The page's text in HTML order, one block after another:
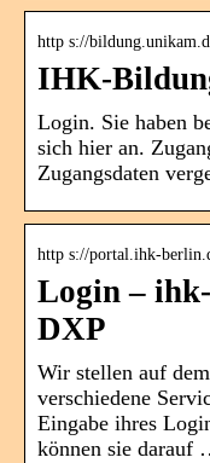
http s://
IHK-
Login. Sie haben
sich hier an.
Zugangsdaten
http s://portal.ihk-
Login –
DXP
Wir stellen auf
verschiedene
Eingabe ihres
können sie darauf